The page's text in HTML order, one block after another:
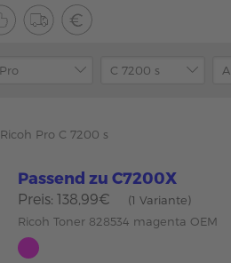
Ricoh Pro C 7200 s
Passend zu C7200X
Preis: 138,99€
(1 Variante)
Ricoh Toner 828534 magenta OEM